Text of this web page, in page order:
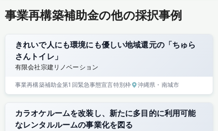
事業再構築補助金の他の採択事例
きれいで人にも環境にも優しい地域還元の「ちゅら
さんトイレ」
有限会社宗建リノベーション
事業再構築補助金第1回緊急事態宣言特別枠 沖縄県 ・南城市
カラオケルームを改装し、新たに多目的に利用可能
なレンタルルームの事業化を図る